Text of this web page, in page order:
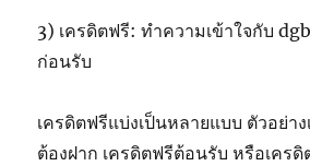
3) เครดิตฟรี: ทำความเข้าใจกับ
ก่อนรับ
เครดิตฟรีแบ่งเป็นหลายแบบ ตัวอย่า
ต้องฝาก เครดิตฟรีต้อนรับ หรือเคร